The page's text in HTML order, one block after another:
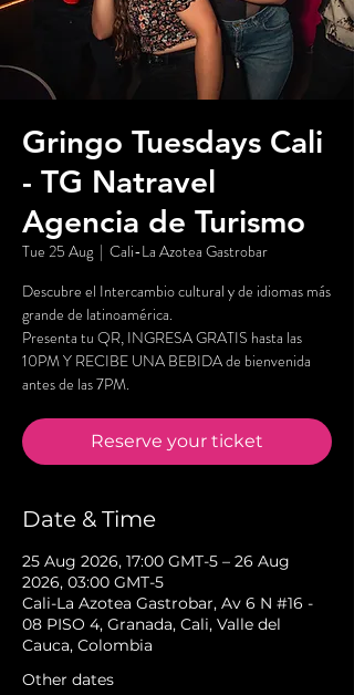
Gringo Tuesdays Cali
- TG Natravel
Agencia de Turismo
Tue 25 Aug
  |
Cali-La Azotea Gastrobar
Descubre el Intercambio cultural y de idiomas más
grande de latinoamérica.
Presenta tu QR, INGRESA GRATIS hasta las
10PM Y RECIBE UNA BEBIDA de bienvenida
antes de las 7PM.
Reserve your ticket
Date & Time
25 Aug 2026, 17:00 GMT-5 – 26 Aug
2026, 03:00 GMT-5
Cali-La Azotea Gastrobar, Av 6 N #16 -
08 PISO 4, Granada, Cali, Valle del
Cauca, Colombia
Other dates